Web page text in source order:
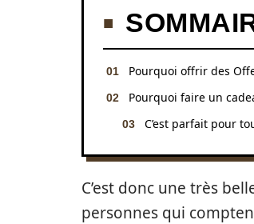
Pourquoi offrir des
Pourquoi faire un
C’est parfait pour
C’est donc une très
personnes qui